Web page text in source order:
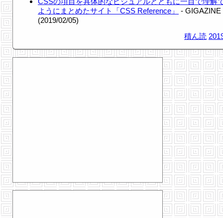
ようにまとめたサイト「CSS Reference」
- GIGAZINE
(2019/02/05)
積ん読